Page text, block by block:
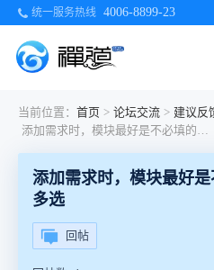
统一服务热线 4006-8899-23
当前位置： 首页 > 论坛交流 > 建议反
添加需求时，模块最好是不必填的，或者可以多选
添加需求时，模块最好
多选
回帖